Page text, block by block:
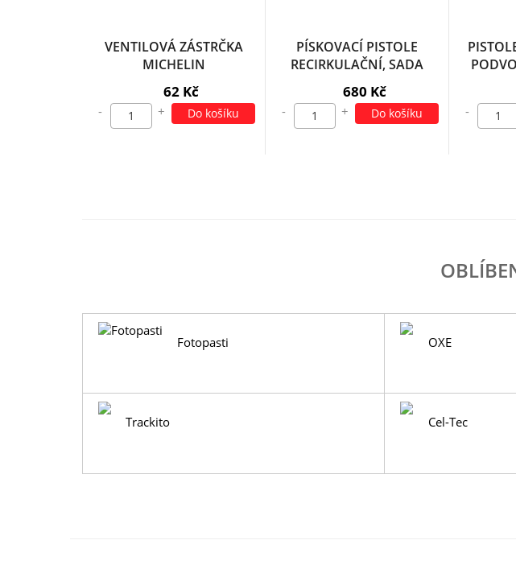
VENTILOVÁ ZÁSTRČKA
MICHELIN
62 Kč
- + Do košíku
PÍSKOVACÍ PISTOLE
RECIRKULAČNÍ, SADA
680 Kč
- + Do košíku -
Fotopasti OXE
Trackito Cel-Tec